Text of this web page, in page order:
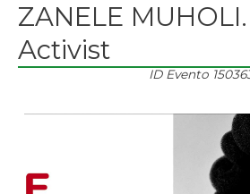
ZANELE
Activist
ID Evento